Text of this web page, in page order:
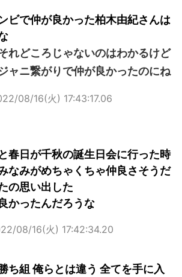
ビで仲が良かった柏木由紀さんは
れどころじゃないのはわかるけど
ャニ繋がりで仲が良かったのにね
08/16(火) 17:43:17.06
春日が千秋の誕生日会に行った時
なみがめちゃくちゃ仲良さそうだ
の思い出した
かったんだろうな
08/16(火) 17:42:34.20
ち組 俺らとは違う 全てを手に入